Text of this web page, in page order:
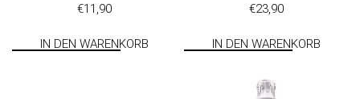
€11,90
IN DEN WARENKORB
€23,90
IN DEN WARENKORB